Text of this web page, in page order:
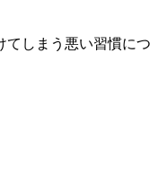
てしまう悪い習慣につ